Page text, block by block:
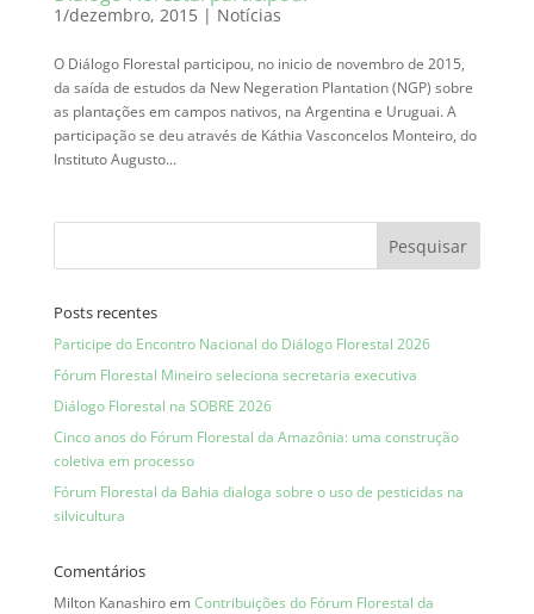
1/dezembro, 2015| Notícias
O Diálogo Florestal participou, no inicio de novembro de 2015,
da saída de estudos da New Negeration Plantation (NGP) sobre
as plantações em campos nativos, na Argentina e Uruguai. A
participação se deu através de Káthia Vasconcelos Monteiro, do
Instituto Augusto...
Posts recentes
Participe do Encontro Nacional do Diálogo Florestal 2026
Fórum Florestal Mineiro seleciona secretaria executiva
Diálogo Florestal na SOBRE 2026
Cinco anos do Fórum Florestal da Amazônia: uma construção
coletiva em processo
Fórum Florestal da Bahia dialoga sobre o uso de pesticidas na
silvicultura
Comentários
Milton Kanashiroem Contribuições do Fórum Florestal da